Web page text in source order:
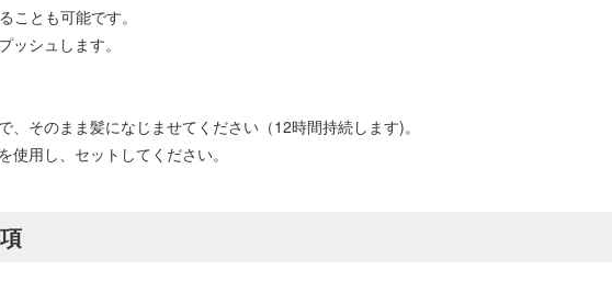
ことも可能です。
シュします。
そのまま髪になじませてください（12時間持続します)。
用し、セットしてください。